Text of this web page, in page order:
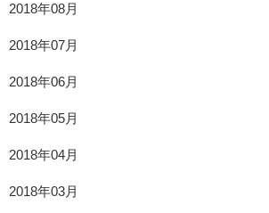
2018年08月
2018年07月
2018年06月
2018年05月
2018年04月
2018年03月